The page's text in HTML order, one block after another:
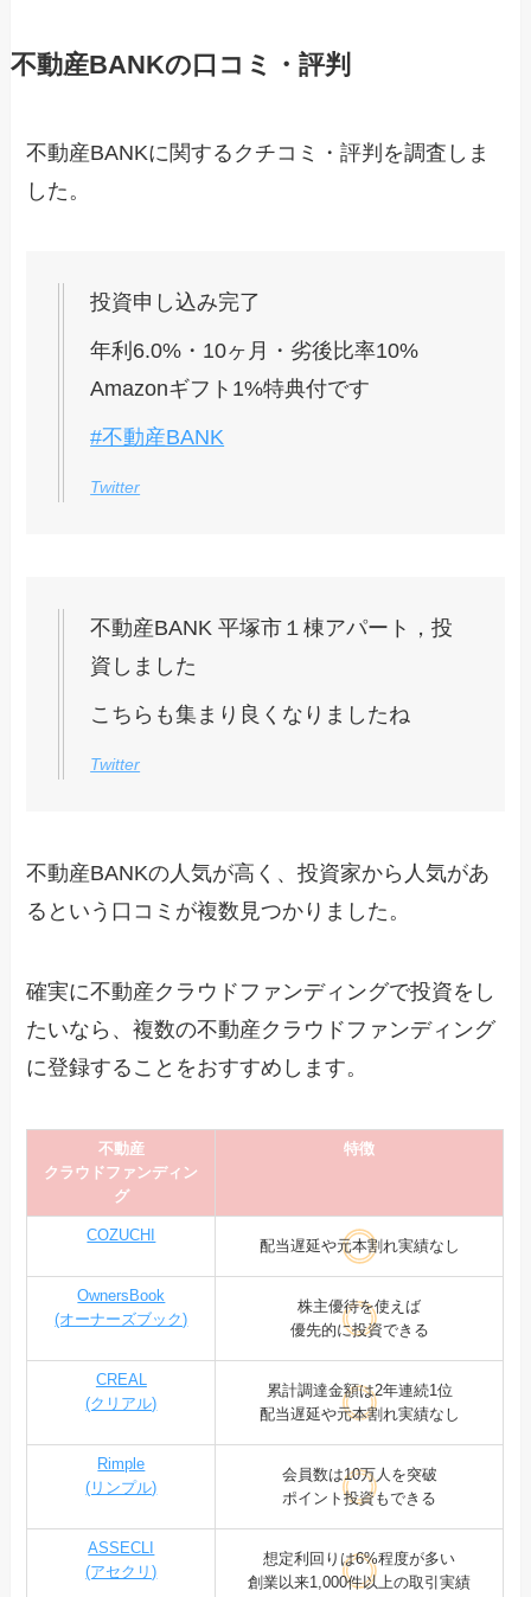
不動産BANKの口コミ・評判
不動産BANKに関するクチコミ・評判を調査しま
した。
投資申し込み完了
年利6.0%・10ヶ月・劣後比率10%
Amazonギフト1%特典付です
#不動産BANK
Twitter
不動産BANK 平塚市１棟アパート，投
資しました
こちらも集まり良くなりましたね
Twitter
不動産BANKの人気が高く、投資家から人気があ
るという口コミが複数見つかりました。
確実に不動産クラウドファンディングで投資をし
たいなら、複数の不動産クラウドファンディング
に登録することをおすすめします。
不動産
クラウドファンディン
グ
特徴
COZUCHI
配当遅延や元本割れ実績なし
OwnersBook
(オーナーズブック)
株主優待を使えば
優先的に投資できる
CREAL
(クリアル)
累計調達金額は2年連続1位
配当遅延や元本割れ実績なし
Rimple
(リンプル)
会員数は10万人を突破
ポイント投資もできる
ASSECLI
(アセクリ)
想定利回りは6%程度が多い
創業以来1,000件以上の取引実績